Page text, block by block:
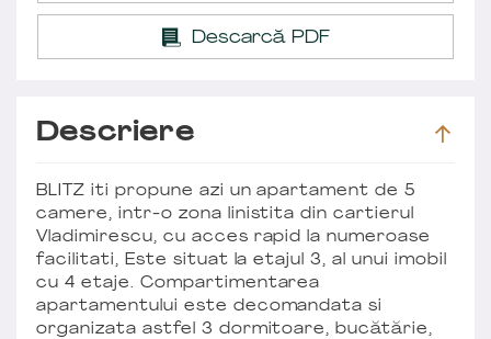
Descarcă PDF
Descriere
BLITZ iti propune azi un apartament de 5
camere, intr-o zona linistita din cartierul
Vladimirescu, cu acces rapid la numeroase
facilitati, Este situat la etajul 3, al unui imobil
cu 4 etaje. Compartimentarea
apartamentului este decomandata si
organizata astfel 3 dormitoare, bucătărie,